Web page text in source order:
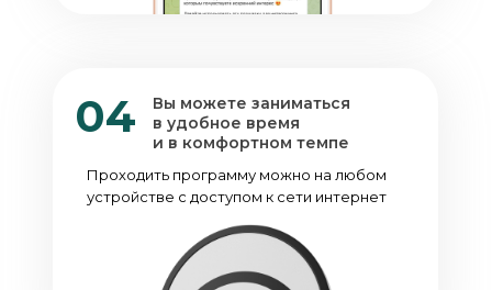
04
Вы можете заниматься
в удобное время
и в комфортном темпе
Проходить программу можно на любом
устройстве с доступом к сети интернет